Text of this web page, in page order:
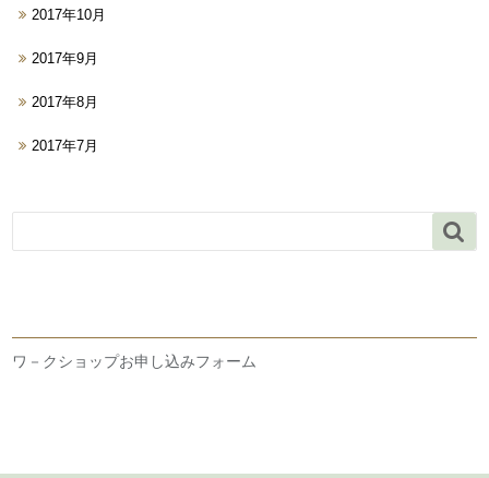
2017年10月
2017年9月
2017年8月
2017年7月

ワ－クショップお申し込みフォーム